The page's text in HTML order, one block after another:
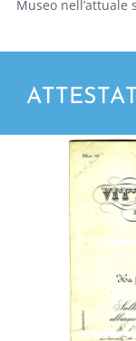
Museo nell’attuale